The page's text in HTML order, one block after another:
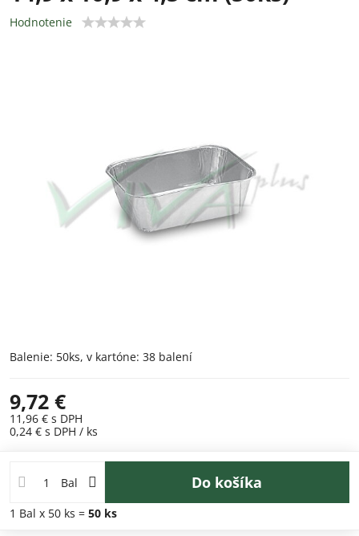
Hodnotenie
Balenie: 50ks, v kartóne: 38 balení
9,72 €
11,96 € s DPH
0,24 € s DPH / ks
Bal Do košíka
1 Bal x 50 ks = 50 ks